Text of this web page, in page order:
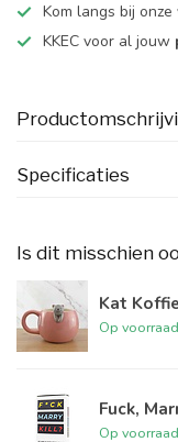
Kom langs bij onze
KKEC voor al jouw
Specificaties
Is dit misschien
Kat
Op voorraad
Fuck,
Op voorraad